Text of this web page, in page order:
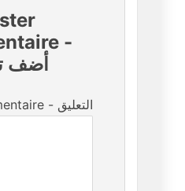
-
أضف
Commentaire - التعليق